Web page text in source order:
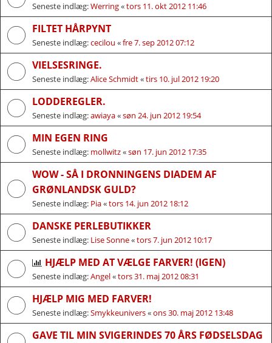
Seneste indlæg:Werring«tors 11. okt 2012 11:46
FILTET HÅRPYNT
Seneste indlæg:cecilou «fre 7. sep 2012 07:12
VIELSESRINGE.
Seneste indlæg:Alice Schmidt«tirs 10. jul 2012 19:20
LODDEREGLER.
Seneste indlæg:awiaya«søn 24. jun 2012 19:54
MIN EGEN RING
Seneste indlæg: mollwitz«søn 17. jun 2012 17:35
WOW - SÅ I DRONNINGENS DIADEM AF
GRØNLANDSK GULD?
Seneste indlæg: Pia«tors 14. jun 2012 18:12
DANSKE PERLEBUTIKKER
Seneste indlæg: Lise Sonne«tors 7. jun 2012 10:17
HJÆLP MED AT VÆLGE FARVER! (IGEN)
Seneste indlæg:Angel«tors 31. maj 2012 08:31
HJÆLP MIG MED FARVER!
Seneste indlæg:Smykkeunivers«ons 30. maj 2012 13:48
GAVE TIL MIN SVIGERINDES 70 ÅRS FØDSELSDAG